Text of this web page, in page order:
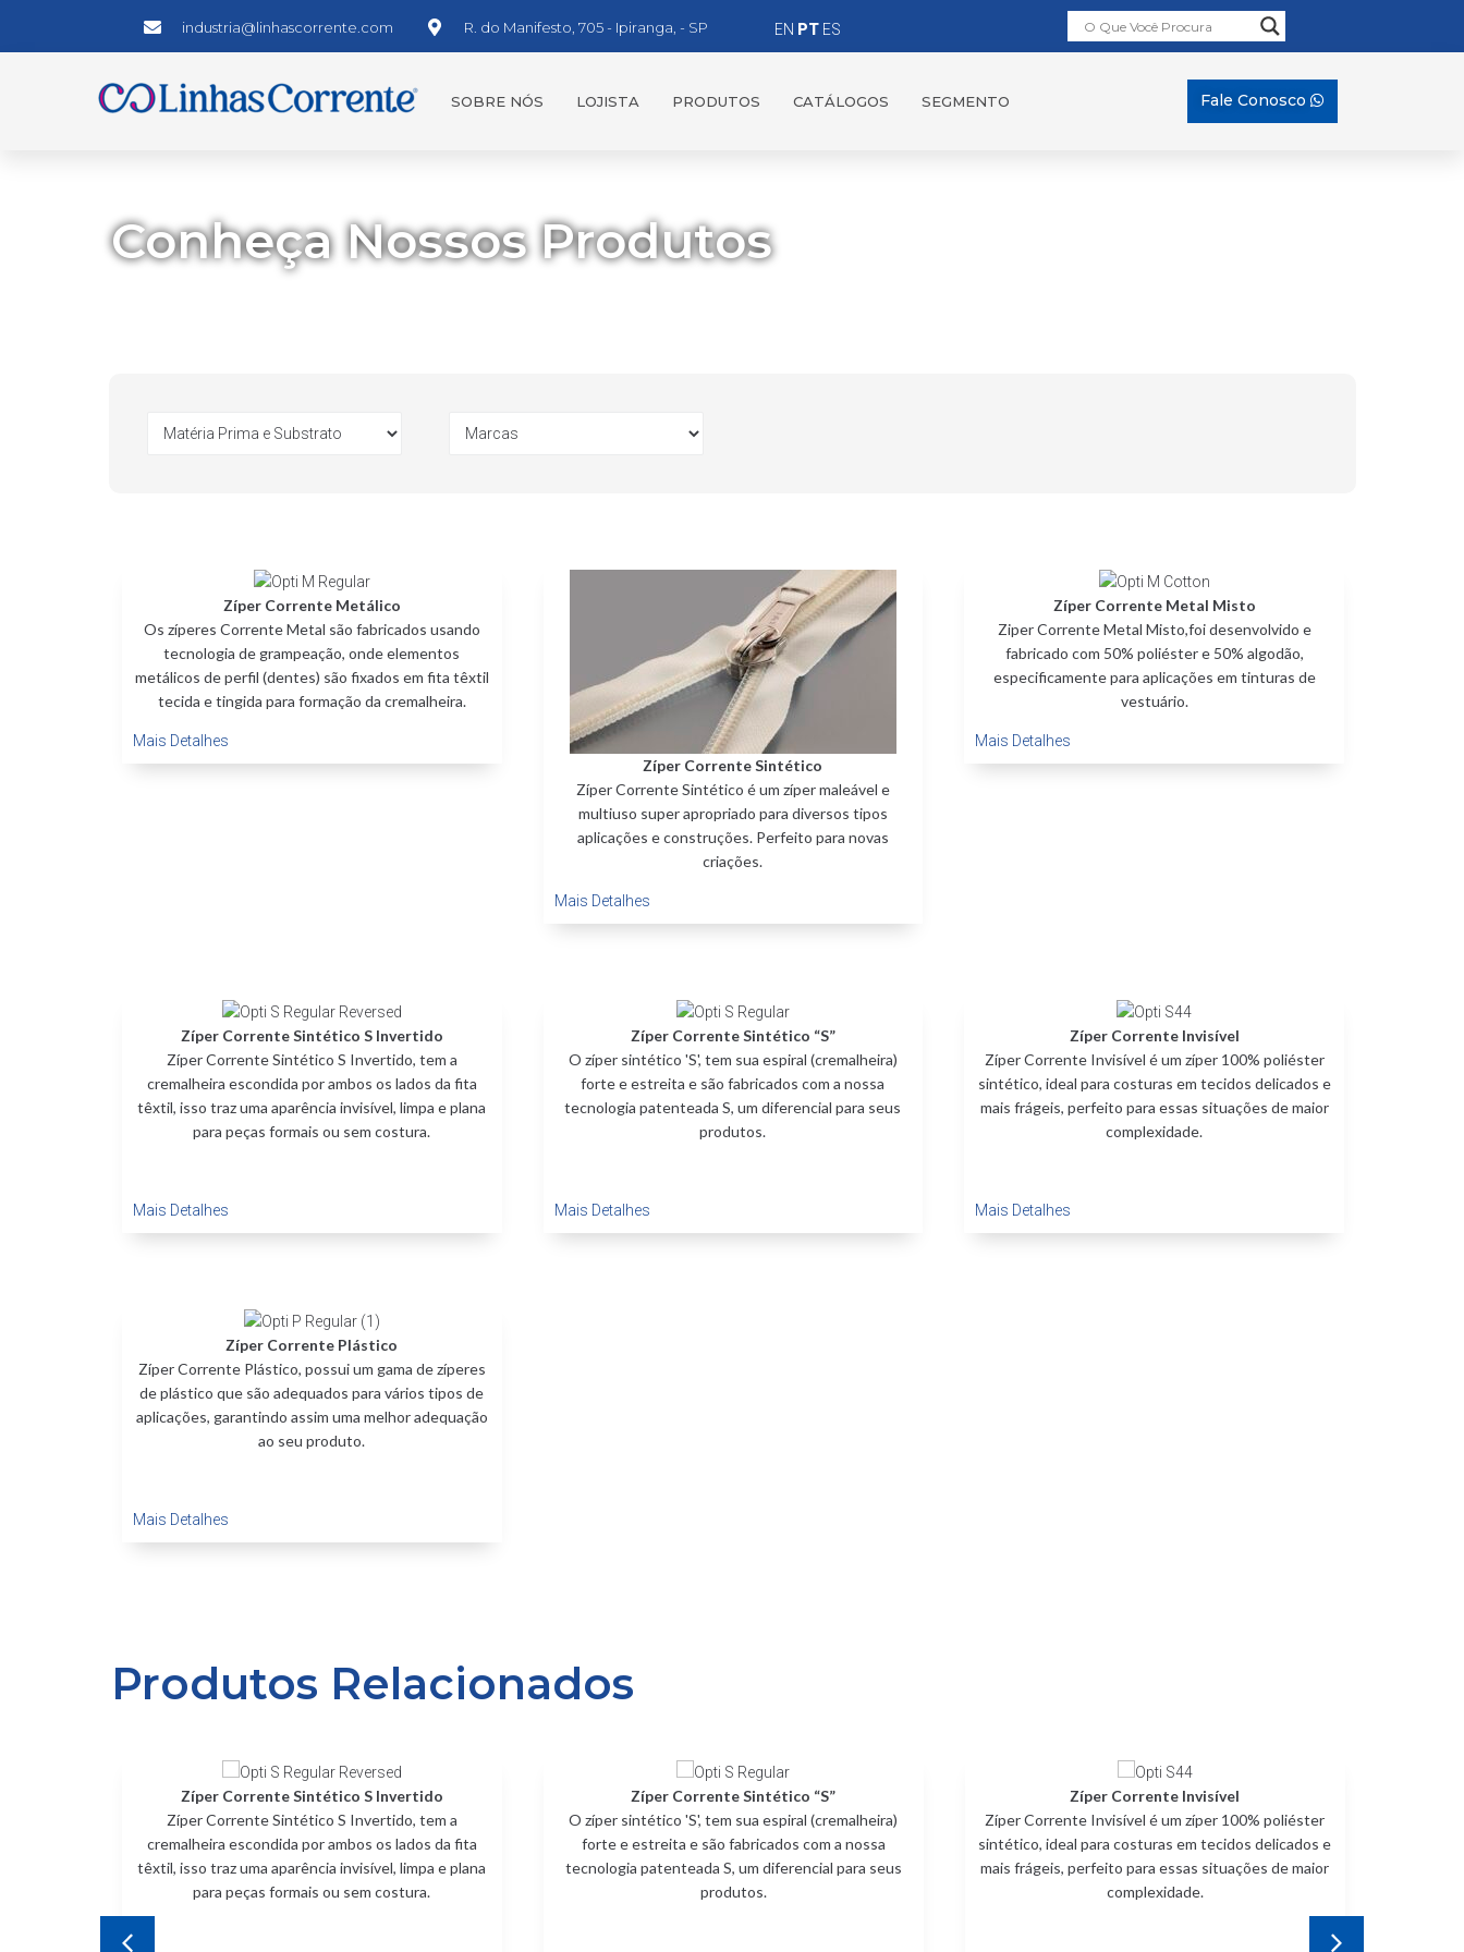
industria@linhascorrente.com R. do Manifesto, 705 - Ipiranga, - SP EN PT ES
SOBRE NÓS LOJISTA PRODUTOS CATÁLOGOS SEGMENTO Fale Conosco
Conheça Nossos Produtos
Zíper Corrente Metálico
Os zíperes Corrente Metal são fabricados usando
tecnologia de grampeação, onde elementos
metálicos de perfil (dentes) são fixados em fita têxtil
tecida e tingida para formação da cremalheira.
Mais Detalhes
Zíper Corrente Sintético
Zíper Corrente Sintético é um zíper maleável e
multiuso super apropriado para diversos tipos
aplicações e construções. Perfeito para novas
criações.
Mais Detalhes
Zíper Corrente Metal Misto
Ziper Corrente Metal Misto,foi desenvolvido e
fabricado com 50% poliéster e 50% algodão,
especificamente para aplicações em tinturas de
vestuário.
Mais Detalhes
Zíper Corrente Sintético S Invertido
Zíper Corrente Sintético S Invertido, tem a
cremalheira escondida por ambos os lados da fita
têxtil, isso traz uma aparência invisível, limpa e plana
para peças formais ou sem costura.
Mais Detalhes
Zíper Corrente Sintético “S”
O zíper sintético 'S', tem sua espiral (cremalheira)
forte e estreita e são fabricados com a nossa
tecnologia patenteada S, um diferencial para seus
produtos.
Mais Detalhes
Zíper Corrente Invisível
Zíper Corrente Invisível é um zíper 100% poliéster
sintético, ideal para costuras em tecidos delicados e
mais frágeis, perfeito para essas situações de maior
complexidade.
Mais Detalhes
Zíper Corrente Plástico
Zíper Corrente Plástico, possui um gama de zíperes
de plástico que são adequados para vários tipos de
aplicações, garantindo assim uma melhor adequação
ao seu produto.
Mais Detalhes
Produtos Relacionados
Zíper Corrente Sintético S Invertido
Zíper Corrente Sintético S Invertido, tem a
cremalheira escondida por ambos os lados da fita
têxtil, isso traz uma aparência invisível, limpa e plana
para peças formais ou sem costura.
Zíper Corrente Sintético “S”
O zíper sintético 'S', tem sua espiral (cremalheira)
forte e estreita e são fabricados com a nossa
tecnologia patenteada S, um diferencial para seus
produtos.
Zíper Corrente Invisível
Zíper Corrente Invisível é um zíper 100% poliéster
sintético, ideal para costuras em tecidos delicados e
mais frágeis, perfeito para essas situações de maior
complexidade.